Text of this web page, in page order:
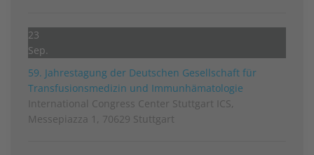
23
Sep.
59. Jahrestagung der Deutschen Gesellschaft für
Transfusionsmedizin und Immunhämatologie
International Congress Center Stuttgart ICS,
Messepiazza 1, 70629 Stuttgart